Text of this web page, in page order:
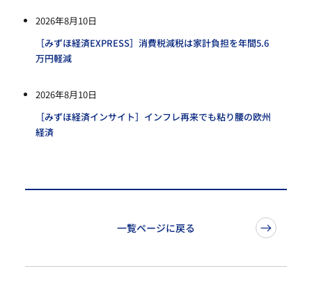
2026年8月10日
［みずほ経済EXPRESS］消費税減税は家計負担を年間5.6
万円軽減
2026年8月10日
［みずほ経済インサイト］インフレ再来でも粘り腰の欧州
経済
一覧ページに戻る